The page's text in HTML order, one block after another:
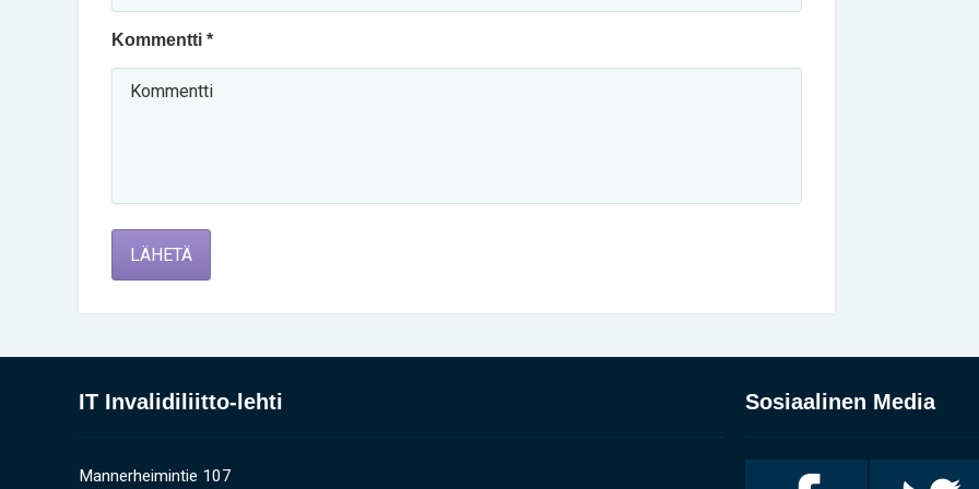
Kommentti *
LÄHETÄ
IT Invalidiliitto-lehti
Mannerheimintie 107
Sosiaalinen Media
Invalidiliitto Invalidiliitto